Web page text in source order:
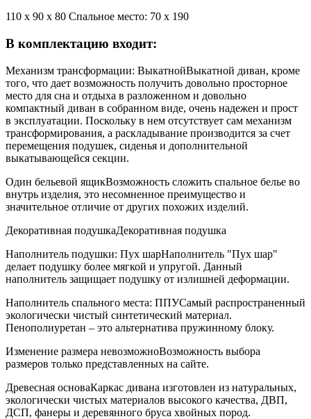
110 х 90 х 80 Спальное место: 70 х 190
В комплектацию входит:
Механизм трансформации: ВыкатнойВыкатной диван, кроме
того, что дает возможность получить довольно просторное
место для сна и отдыха в разложенном и довольно
компактный диван в собранном виде, очень надежен и прост
в эксплуатации. Поскольку в нем отсутствует сам механизм
трансформирования, а раскладывание производится за счет
перемещения подушек, сиденья и дополнительной
выкатывающейся секции.
Один бельевой ящикВозможность сложить спальное белье во
внутрь изделия, это несомненное преимущество и
значительное отличие от других похожих изделий.
Декоративная подушкаДекоративная подушка
Наполнитель подушки: Пух шарНаполнитель "Пух шар"
делает подушку более мягкой и упругой. Данный
наполнитель защищает подушку от излишней деформации.
Наполнитель спального места: ППУСамый распространенный
экологически чистый синтетический материал.
Пенополиуретан – это альтернатива пружинному блоку.
Изменение размера невозможноВозможность выбора
размеров только представленных на сайте.
Древесная основаКаркас дивана изготовлен из натуральных,
экологически чистых материалов высокого качества, ДВП,
ДСП, фанеры и деревянного бруса хвойных пород.